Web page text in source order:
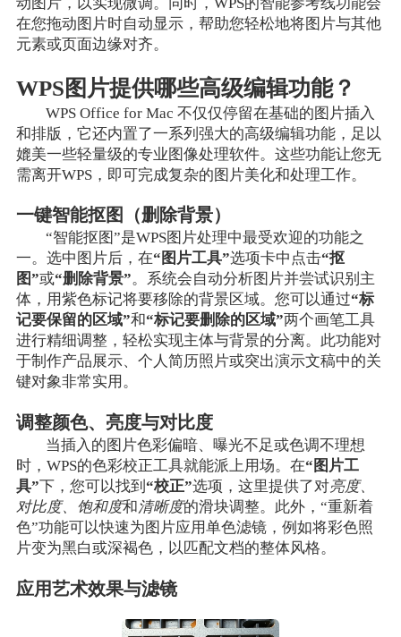
在您拖动图片时自动显示，帮助您轻松地将图片与其他
元素或页面边缘对齐。
WPS图片提供哪些高级编辑功能？
WPS Office for Mac 不仅仅停留在基础的图片插入
和排版，它还内置了一系列强大的高级编辑功能，足以
媲美一些轻量级的专业图像处理软件。这些功能让您无
需离开WPS，即可完成复杂的图片美化和处理工作。
一键智能抠图（删除背景）
“智能抠图”是WPS图片处理中最受欢迎的功能之
一。选中图片后，在“图片工具”选项卡中点击“抠
图”或“删除背景”。系统会自动分析图片并尝试识别主
体，用紫色标记将要移除的背景区域。您可以通过“标
记要保留的区域”和“标记要删除的区域”两个画笔工具
进行精细调整，轻松实现主体与背景的分离。此功能对
于制作产品展示、个人简历照片或突出演示文稿中的关
键对象非常实用。
调整颜色、亮度与对比度
当插入的图片色彩偏暗、曝光不足或色调不理想
时，WPS的色彩校正工具就能派上用场。在“图片工
具”下，您可以找到 “校正”选项，这里提供了对亮度、
对比度、饱和度和清晰度的滑块调整。此外，“重新着
色”功能可以快速为图片应用单色滤镜，例如将彩色照
片变为黑白或深褐色，以匹配文档的整体风格。
应用艺术效果与滤镜